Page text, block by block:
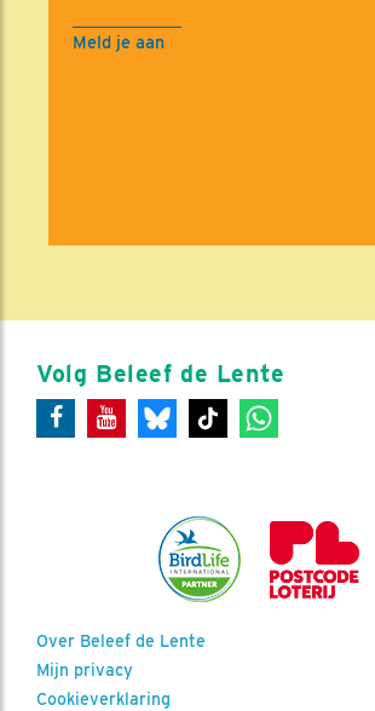
Meld je aan
Volg Beleef de Lente
Over Beleef de Lente
Mijn privacy
Cookieverklaring